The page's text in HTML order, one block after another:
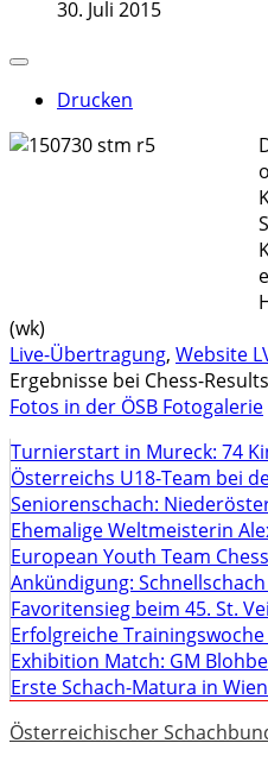
30. Juli 2015
Drucken
(wk)
Live-Übertragung, Website
Ergebnisse bei Chess-
Fotos in der ÖSB Fotogalerie
Turnierstart in Mureck: 74
Österreichs U18-Team bei
Seniorenschach:
Ehemalige Weltmeisterin
European Youth Team
Ankündigung:
Favoritensieg beim 45. St.
Erfolgreiche
Exhibition Match: GM
Erste Schach-Matura in Wien
Österreichischer